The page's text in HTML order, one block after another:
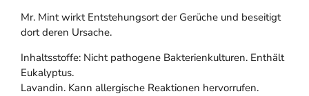
Mr. Mint wirkt Entstehungsort der Gerüche und beseitigt
dort deren Ursache.
Inhaltsstoffe: Nicht pathogene Bakterienkulturen. Enthält
Eukalyptus.
Lavandin. Kann allergische Reaktionen hervorrufen.